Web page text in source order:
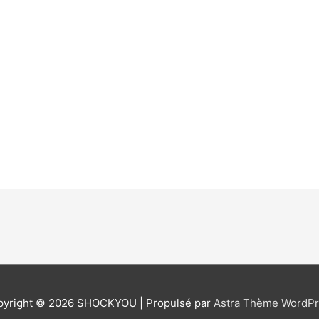
© 2026 SHOCKYOU | Propulsé par Astra Thème